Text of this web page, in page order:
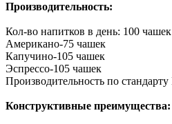
Производительность:
Кол-во напитков в день: 100 чашек
Американо-75 чашек
Капучино-105 чашек
Эспрессо-105 чашек
Производительность по
Конструктивные преимущества: